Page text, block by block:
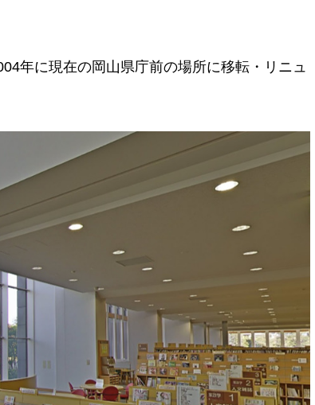
年に現在の岡山県庁前の場所に移転・リニュ